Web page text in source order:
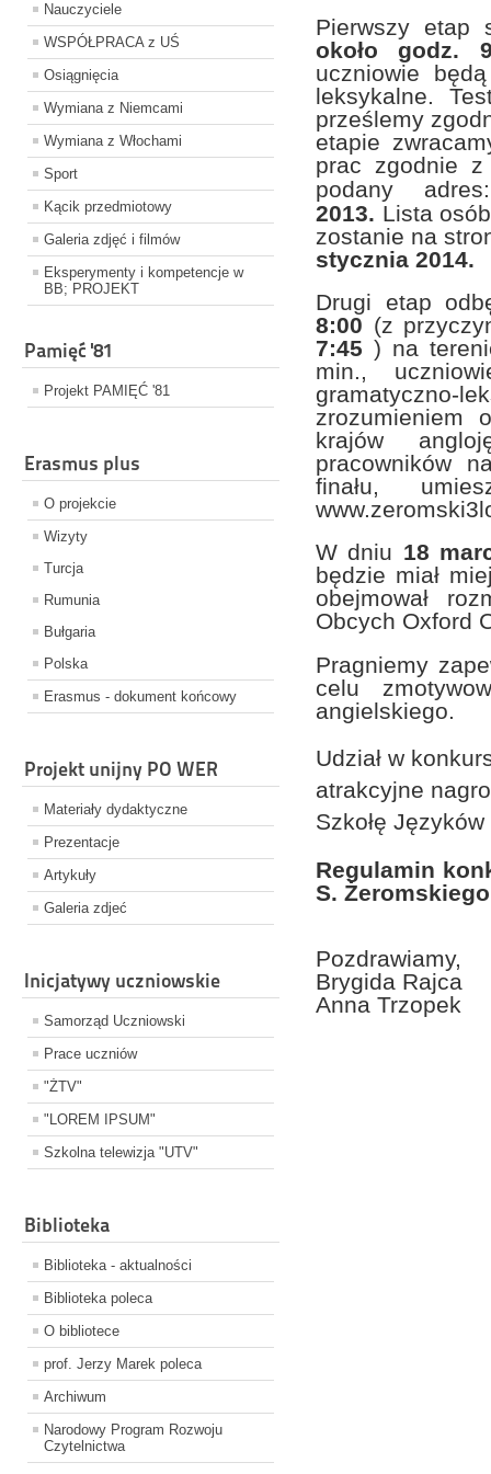
Nauczyciele
WSPÓŁPRACA z UŚ
Osiągnięcia
Wymiana z Niemcami
Wymiana z Włochami
Sport
Kącik przedmiotowy
Galeria zdjęć i filmów
Eksperymenty i kompetencje w
BB; PROJEKT
Pamięć '81
Projekt PAMIĘĆ '81
Erasmus plus
O projekcie
Wizyty
Turcja
Rumunia
Bułgaria
Polska
Erasmus - dokument końcowy
Projekt unijny PO WER
Materiały dydaktyczne
Prezentacje
Artykuły
Galeria zdjeć
Inicjatywy uczniowskie
Samorząd Uczniowski
Prace uczniów
"ŻTV"
"LOREM IPSUM"
Szkolna telewizja "UTV"
Biblioteka
Biblioteka - aktualności
Biblioteka poleca
O bibliotece
prof. Jerzy Marek poleca
Archiwum
Narodowy Program Rozwoju
Czytelnictwa
Pierwszy
około godz.
uczniowie
leksykalne.
prześlemy
etapie
prac zgodnie z
podany
2013. Lista
zostanie na
stycznia 2014.
Drugi etap
8:00 (z
7:45 ) na
min.,
gramatyczno-
zrozumieniem
krajów
pracowników
finału,
W dniu 18
będzie miał
obejmował
Obcych Oxford
Pragniemy
celu
angielskiego.
Udział w
atrakcyjne
Szkołę
Regulamin
S.
Pozdrawiamy,
Brygida Rajca
Anna Trzopek